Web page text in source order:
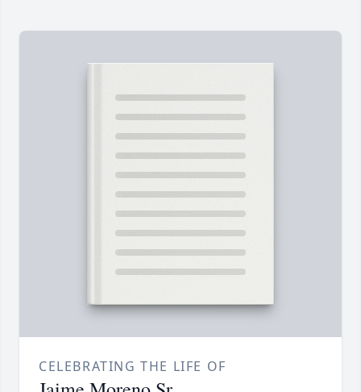
CELEBRATING THE LIFE OF